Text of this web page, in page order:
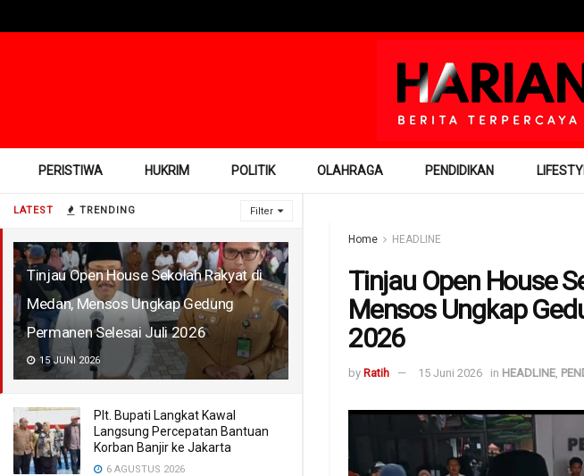
LATEST TRENDING Filter
Tinjau Open House Sekolah Rakyat di
Medan, Mensos Ungkap Gedung
Permanen Selesai Juli 2026
15 JUNI 2026
Plt. Bupati Langkat Kawal
Langsung Percepatan Bantuan
Korban Banjir ke Jakarta
6 AGUSTUS 2026
PERISTIWA HUKRIM POLITIK OLAHRAGA PENDIDIKAN
Home HEADLINE
Tinjau Open House
Mensos Ungkap
2026
by Ratih 15 Juni 2026 in HEADLINE,